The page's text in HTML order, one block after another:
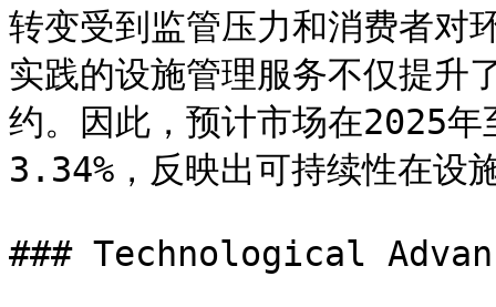
转变受到监管压力和消费者对
实践的设施管理服务不仅提升
约。因此，预计市场在2025
3.34%，反映出可持续性在设
### Technological